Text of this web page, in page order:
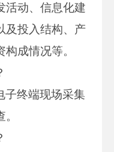
活动、信息化建
及投入结构、产
成情况等。
子终端现场采集